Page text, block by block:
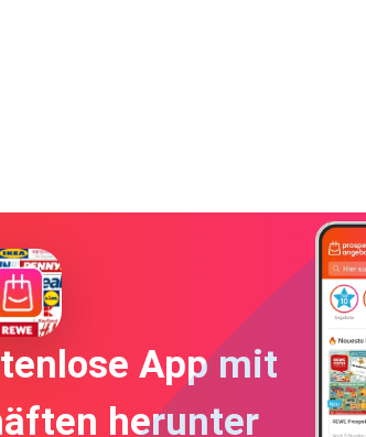
App mit
herunter